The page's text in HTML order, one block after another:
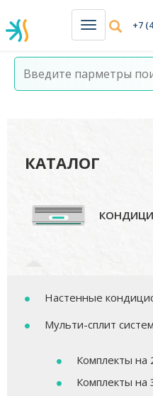
Н
а
в
и
+7
КАТАЛОГ
Настенные
Мульти-сплит
Комплекты на
Комплекты на